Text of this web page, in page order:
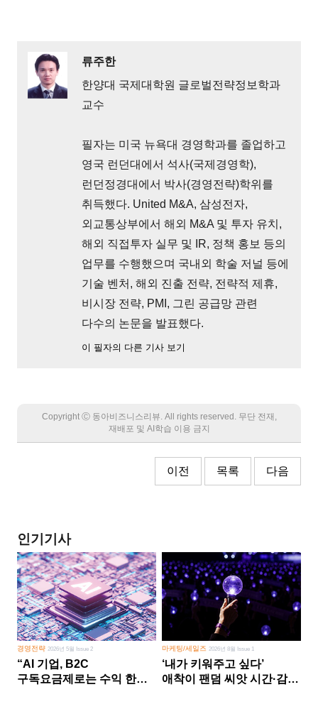
류주한
한양대 국제대학원 글로벌전략정보학과
교수
필자는 미국 뉴욕대 경영학과를 졸업하고
영국 런던대에서 석사(국제경영학),
런던정경대에서 박사(경영전략)학위를
취득했다. United M&A, 삼성전자,
외교통상부에서 해외 M&A 및 투자 유치,
해외 직접투자 실무 및 IR, 정책 홍보 등의
업무를 수행했으며 국내외 학술 저널 등에
기술 벤처, 해외 진출 전략, 전략적 제휴,
비시장 전략, PMI, 그린 공급망 관련
다수의 논문을 발표했다.
이 필자의 다른 기사 보기
Copyright Ⓒ 동아비즈니스리뷰. All rights reserved. 무단 전재,
재배포 및 AI학습 이용 금지
이전 목록 다음
인기기사
경영전략 2026년 5월 Issue 2
“AI 기업, B2C
구독요금제로는 수익 한계
마케팅/세일즈 2026년 8월 Issue 1
‘내가 키워주고 싶다’
애착이 팬덤 씨앗 시간·감정